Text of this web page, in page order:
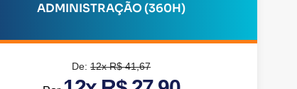
ADMINISTRAÇÃO (360H)
De:12x R$ 41,67